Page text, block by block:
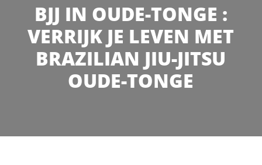
BJJ IN OUDE-TONGE :
VERRIJK JE LEVEN MET
BRAZILIAN JIU-JITSU
OUDE-TONGE